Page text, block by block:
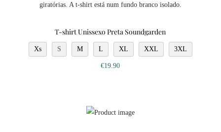
T-shirt Unissexo Preta Soundgarden
Xs S M L XL XXL 3XL
€19.90